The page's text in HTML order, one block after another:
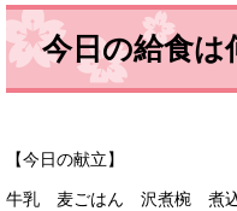
今日の給食は
【今日の献立】
牛乳 麦ごはん 沢煮椀 煮